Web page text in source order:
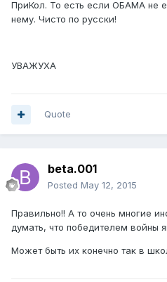
ПриКол. То есть если ОБАМА не
нему. Чисто по русски!
УВАЖУХА
Quote
beta.001
Posted May 12, 2015
Правильно!! А то очень многие
думать, что победителем
Может быть их конечно так в